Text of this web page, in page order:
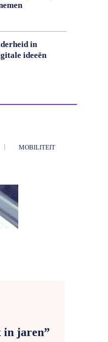
in
ideeën
MOBILITEIT
in jaren”